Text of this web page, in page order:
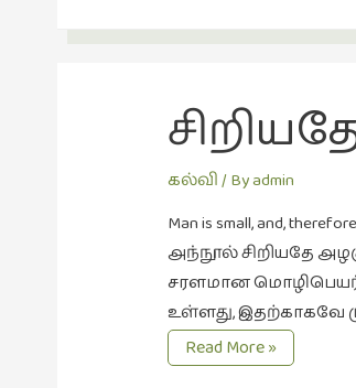
கல்வி/ Byadmin
Man is small, and,
அந்நூல் சிறியதே
சரளமான
உள்ளது, இதற்காகவே
சிறியதே
அழகு
Read More »